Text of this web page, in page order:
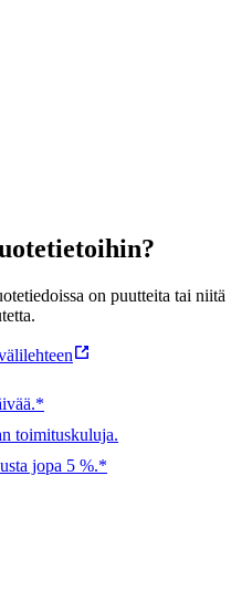
on puutteita tai niitä
toimituskuluja.
jopa 5 %.*